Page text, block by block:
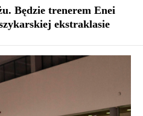
Będzie trenerem Enei
ekstraklasie